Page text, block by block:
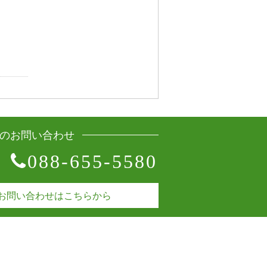
お問い合わせ
088-655-5580
問い合わせはこちらから